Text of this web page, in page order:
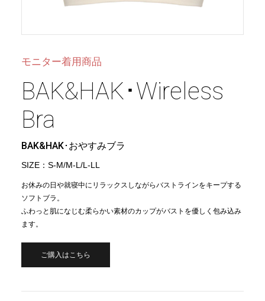
モニター着用商品
BAK&HAK･Wireless
Bra
BAK&HAK･おやすみブラ
SIZE：S-M/M-L/L-LL
お休みの日や就寝中にリラックスしながらバストラインをキープする
ソフトブラ。
ふわっと肌になじむ柔らかい素材のカップがバストを優しく包み込み
ます。
ご購入はこちら